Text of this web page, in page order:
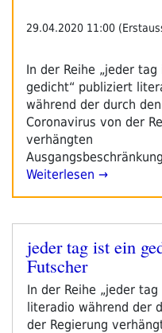
29.04.2020 11:00
In der Reihe „jeder tag
gedicht“ publiziert
während der durch den
Coronavirus von der
verhängten
Weiterlesen →
Veröffentlicht
am
jeder tag ist ein
Futscher
In der Reihe „jeder
literadio während der
der Regierung